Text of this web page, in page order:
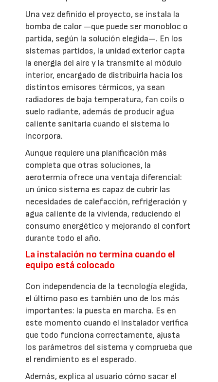
Una vez definido el proyecto, se instala la
bomba de calor —que puede ser monobloc o
partida, según la solución elegida—. En los
sistemas partidos, la unidad exterior capta
la energía del aire y la transmite al módulo
interior, encargado de distribuirla hacia los
distintos emisores térmicos, ya sean
radiadores de baja temperatura, fan coils o
suelo radiante, además de producir agua
caliente sanitaria cuando el sistema lo
incorpora.
Aunque requiere una planificación más
completa que otras soluciones, la
aerotermia ofrece una ventaja diferencial:
un único sistema es capaz de cubrir las
necesidades de calefacción, refrigeración y
agua caliente de la vivienda, reduciendo el
consumo energético y mejorando el confort
durante todo el año.
La instalación no termina cuando el
equipo está colocado
Con independencia de la tecnología elegida,
el último paso es también uno de los más
importantes: la puesta en marcha. Es en
este momento cuando el instalador verifica
que todo funciona correctamente, ajusta
los parámetros del sistema y comprueba que
el rendimiento es el esperado.
Además, explica al usuario cómo sacar el